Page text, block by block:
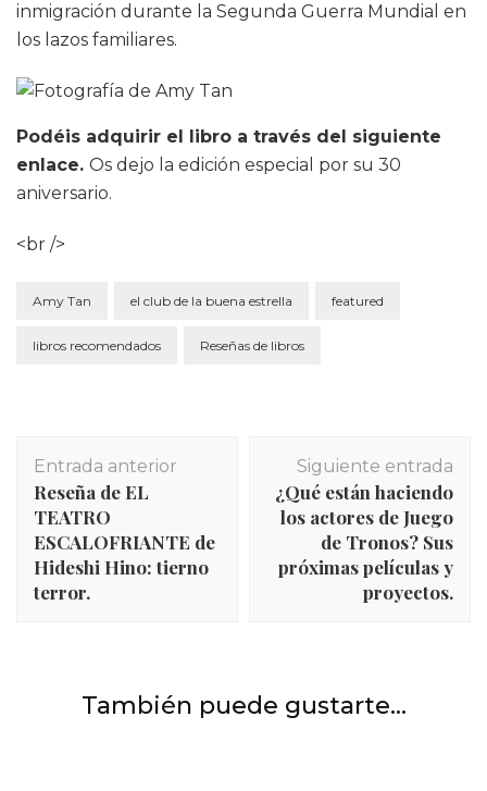
inmigración durante la Segunda Guerra Mundial en
los lazos familiares.
Podéis adquirir el libro a través del siguiente
enlace. Os dejo la edición especial por su 30
aniversario.
<br />
Amy Tan el club de la buena estrella featured
libros recomendados Reseñas de libros
de
entradas
Entrada anterior
Reseña de EL
TEATRO
ESCALOFRIANTE de
Hideshi Hino: tierno
terror.
Siguiente entrada
¿Qué están haciendo
los actores de Juego
de Tronos? Sus
próximas películas y
proyectos.
También puede gustarte...
Películas y series Series
Crítica de MODERN LOVE
INICIO,Películas,Películas y series